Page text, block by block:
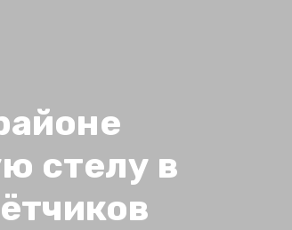
стелу в